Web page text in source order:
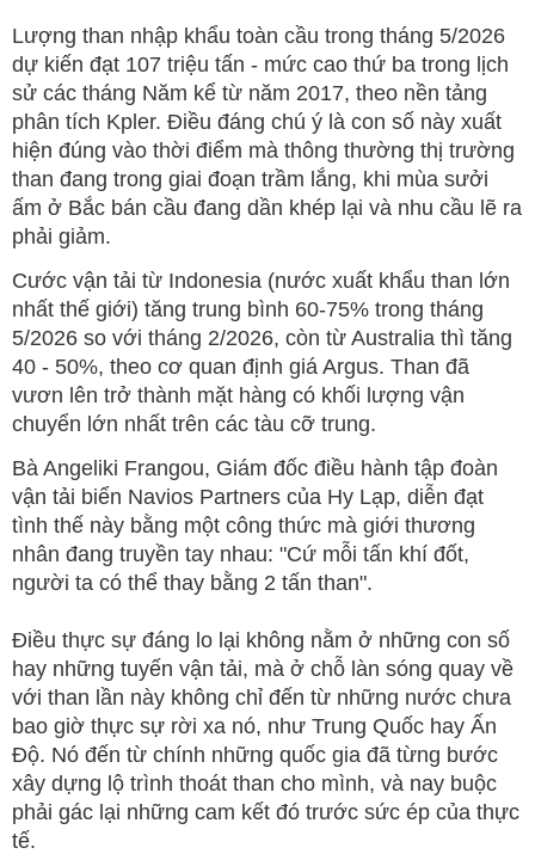
Lượng than nhập khẩu toàn cầu trong tháng 5/2026
dự kiến đạt 107 triệu tấn - mức cao thứ ba trong lịch
sử các tháng Năm kể từ năm 2017, theo nền tảng
phân tích Kpler. Điều đáng chú ý là con số này xuất
hiện đúng vào thời điểm mà thông thường thị trường
than đang trong giai đoạn trầm lắng, khi mùa sưởi
ấm ở Bắc bán cầu đang dần khép lại và nhu cầu lẽ ra
phải giảm.
Cước vận tải từ Indonesia (nước xuất khẩu than lớn
nhất thế giới) tăng trung bình 60-75% trong tháng
5/2026 so với tháng 2/2026, còn từ Australia thì tăng
40 - 50%, theo cơ quan định giá Argus. Than đã
vươn lên trở thành mặt hàng có khối lượng vận
chuyển lớn nhất trên các tàu cỡ trung.
Bà Angeliki Frangou, Giám đốc điều hành tập đoàn
vận tải biển Navios Partners của Hy Lạp, diễn đạt
tình thế này bằng một công thức mà giới thương
nhân đang truyền tay nhau: "Cứ mỗi tấn khí đốt,
người ta có thể thay bằng 2 tấn than".
Điều thực sự đáng lo lại không nằm ở những con số
hay những tuyến vận tải, mà ở chỗ làn sóng quay về
với than lần này không chỉ đến từ những nước chưa
bao giờ thực sự rời xa nó, như Trung Quốc hay Ấn
Độ. Nó đến từ chính những quốc gia đã từng bước
xây dựng lộ trình thoát than cho mình, và nay buộc
phải gác lại những cam kết đó trước sức ép của thực
tế.